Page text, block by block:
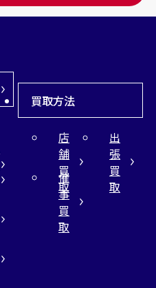
買取方法
店
舗
買
取
出
張
買
取
催
事
買
取